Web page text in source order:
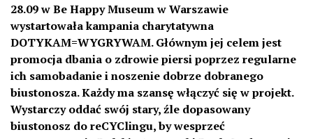
28.09 w Be Happy Museum w Warszawie
wystartowała kampania charytatywna
DOTYKAM=WYGRYWAM. Głównym jej celem jest
promocja dbania o zdrowie piersi poprzez regularne
ich samobadanie i noszenie dobrze dobranego
biustonosza. Każdy ma szansę włączyć się w projekt.
Wystarczy oddać swój stary, źle dopasowany
biustonosz do reCYClingu, by wesprzeć